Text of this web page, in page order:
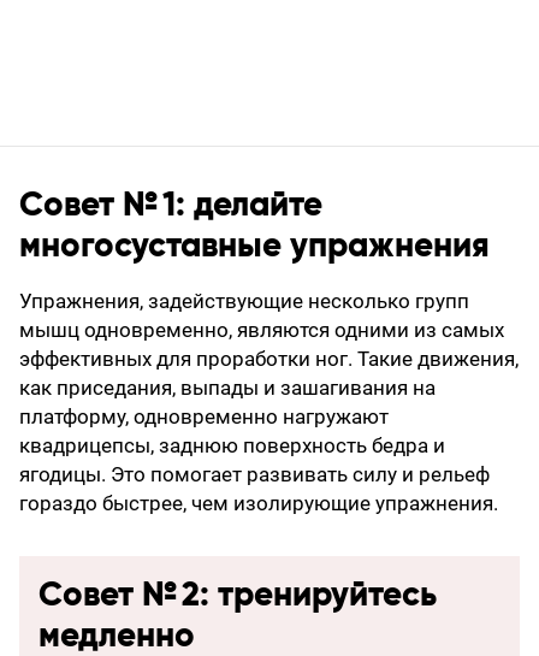
Совет № 1: делайте
многосуставные упражнения
Упражнения, задействующие несколько групп
мышц одновременно, являются одними из самых
эффективных для проработки ног. Такие движения,
как приседания, выпады и зашагивания на
платформу, одновременно нагружают
квадрицепсы, заднюю поверхность бедра и
ягодицы. Это помогает развивать силу и рельеф
гораздо быстрее, чем изолирующие упражнения.
Совет № 2: тренируйтесь
медленно